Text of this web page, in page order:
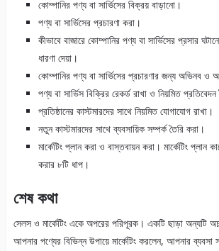
কোম্পানির পণ্য বা সার্ভিসের বিক্রয় বাড়ানো।
পণ্য বা সার্ভিসের প্রচারণা করা।
কীভাবে বাজারে কোম্পানির পণ্য বা সার্ভিসের প্রসার
ধারণা দেয়া।
কোম্পানির পণ্য বা সার্ভিসের প্রচারণার জন্য অভিনব ও
পণ্য বা সার্ভিস বিক্রির রেকর্ড রাখা ও নিয়মিত
প্রতিষ্ঠানের কাস্টমারদের সাথে নিয়মিত যোগাযোগ রাখা।
নতুন কাস্টমারদের সাথে ব্যবসায়িক সম্পর্ক তৈরি করা।
মার্কেটিং প্লান করা ও বাস্তবায়ন করা। মার্কেটিং প্লান
করার ৮টি ধাপ।
শেষ কথা
সেলস ও মার্কেটিং একে অপরের পরিপূরক। একটি ছাড়া
আপনার পণ্যের বিভিন্ন উপায়ে মার্কেটিং করলেন, আপনার ব্যবসা